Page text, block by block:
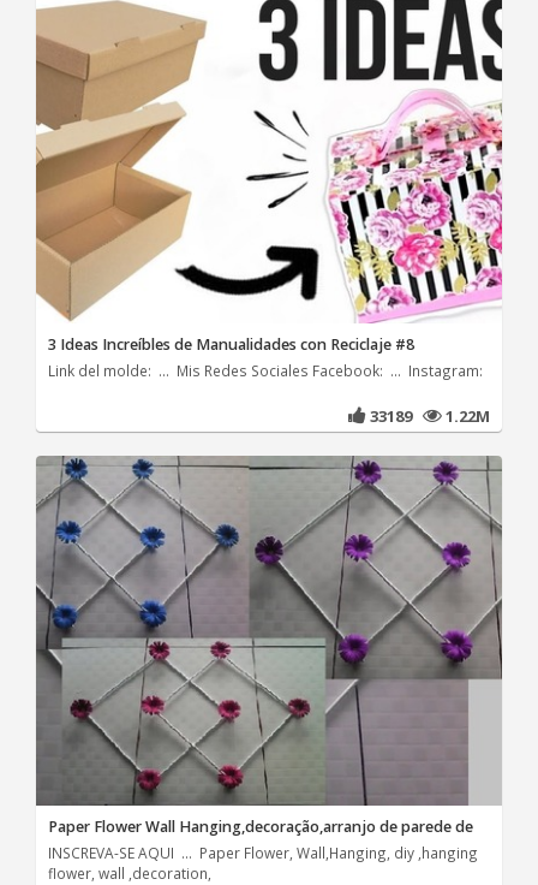
3 Ideas Increíbles de Manualidades con Reciclaje #8
Link del molde: ... Mis Redes Sociales Facebook: ... Instagram:
33189 1.22M
Paper Flower Wall Hanging,decoração,arranjo de parede de
INSCREVA-SE AQUI ... Paper Flower, Wall,Hanging, diy ,hanging
flower, wall ,decoration,